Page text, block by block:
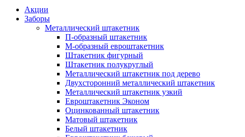
Акции
Заборы
Металлический штакетник
П-образный штакетник
М-образный евроштакетник
Штакетник фигурный
Штакетник полукруглый
Металлический штакетник под дерево
Двухсторонний металлический штакетник
Металлический штакетник узкий
Евроштакетник Эконом
Оцинкованный штакетник
Матовый штакетник
Белый штакетник